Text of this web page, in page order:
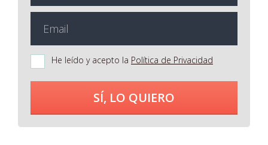
He leído y acepto la Política de Privacidad
SÍ, LO QUIERO